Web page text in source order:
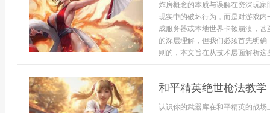
炸房概念的本质与误解在资深玩
现实中的破坏行为，而是对游戏
成服务器或本地世界卡顿崩溃，
的深层理解，但我们必须首先明
则的，本文旨在从技术层面解析这
和平精英绝世枪法教
认识你的武器库在和平精英的战